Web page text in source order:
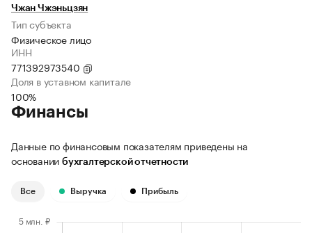
Чжан Чжэньцзян
Тип субъекта
Физическое лицо
ИНН
771392973540
Доля в уставном капитале
100%
Финансы
Данные по финансовым показателям приведены на
основании бухгалтерской отчетности
Все Выручка Прибыль